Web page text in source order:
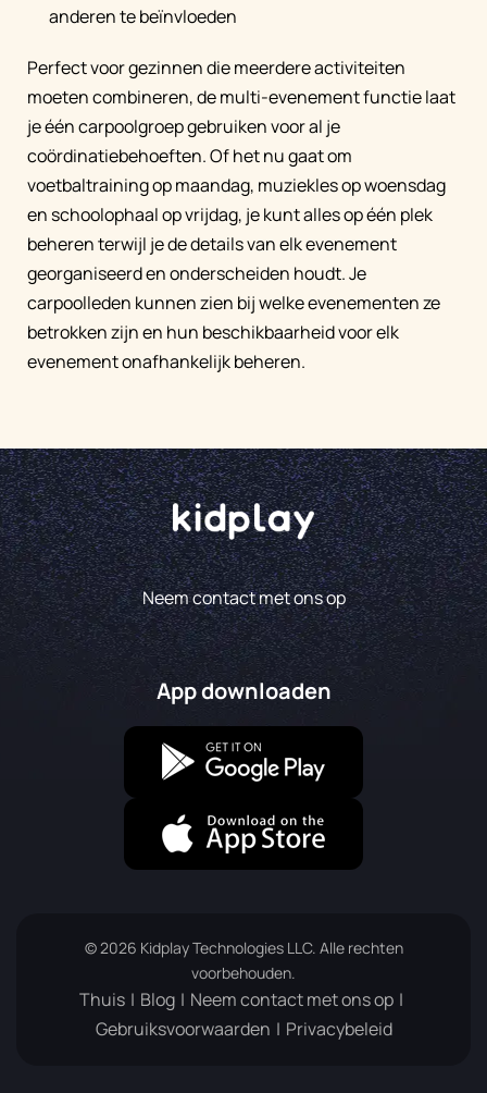
anderen te beïnvloeden
Perfect voor gezinnen die meerdere activiteiten
moeten combineren, de multi-evenement functie laat
je één carpoolgroep gebruiken voor al je
coördinatiebehoeften. Of het nu gaat om
voetbaltraining op maandag, muziekles op woensdag
en schoolophaal op vrijdag, je kunt alles op één plek
beheren terwijl je de details van elk evenement
georganiseerd en onderscheiden houdt. Je
carpoolleden kunnen zien bij welke evenementen ze
betrokken zijn en hun beschikbaarheid voor elk
evenement onafhankelijk beheren.
Neem contact met ons op
App downloaden
© 2026 Kidplay Technologies LLC. Alle rechten
voorbehouden.
Thuis Blog
Neem contact met ons op
Gebruiksvoorwaarden
Privacybeleid